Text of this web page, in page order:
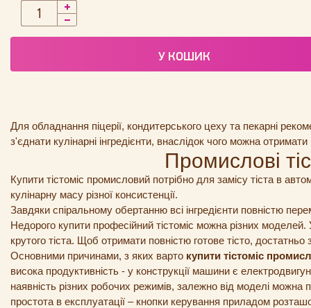
У КОШИК
Для обладнання піцерії, кондитерського цеху та пекарні
з'єднати кулінарні інгредієнти, внаслідок чого можна
Промислові
Купити тістоміс промисловий потрібно для замісу тіста в
кулінарну масу різної консистенції.
Завдяки спіральному обертанню всі інгредієнти повністю
Недорого купити професійний тістоміс можна різних
крутого тіста. Щоб отримати повністю готове тісто,
Основними причинами, з яких варто купити тістоміс
висока продуктивність - у конструкції машини є
наявність різних робочих режимів, залежно від моделі
простота в експлуатації – кнопки керування приладом